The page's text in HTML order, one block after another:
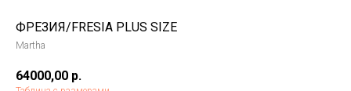
ФРЕЗИЯ/FRESIA PLUS SIZE
Martha
64000,00 р.